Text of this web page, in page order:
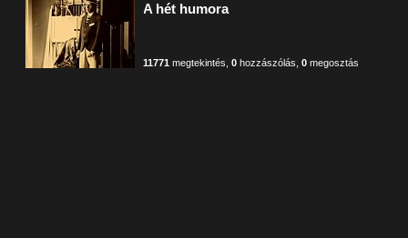
A hét humora
11771 megtekintés ,0 hozzászólás ,0 megosztás